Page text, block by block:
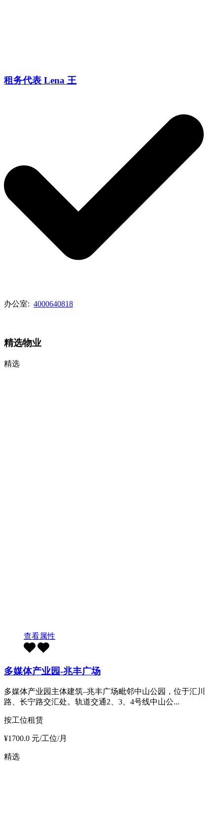
租务代表 Lena 王
办公室: 4000640818
精选物业
精选
查看属性
多媒体产业园-兆丰广场
多媒体产业园主体建筑–兆丰广场毗邻中山公园，位于汇川
路、长宁路交汇处。轨道交通2、3、4号线中山公...
按工位租赁
¥1700.0 元/工位/月
精选